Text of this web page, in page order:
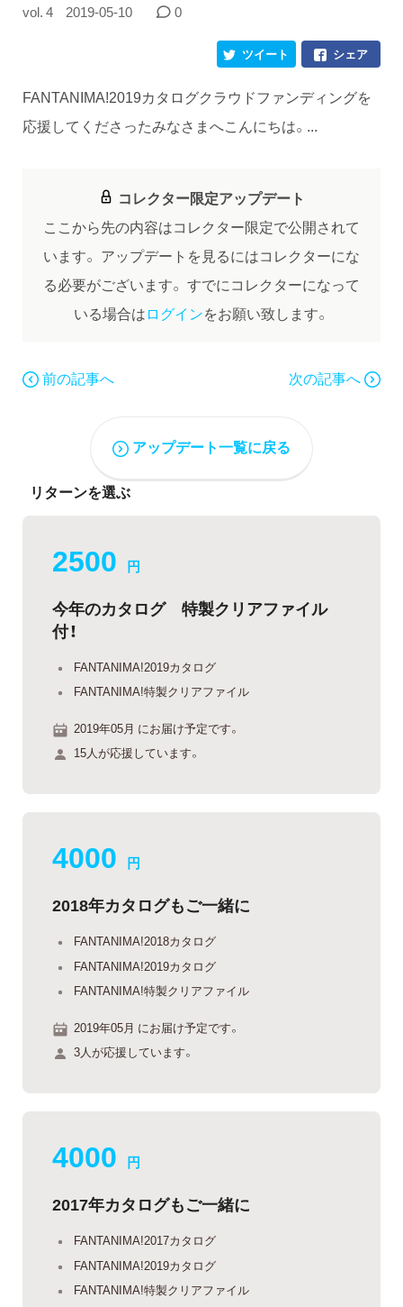
vol. 4 2019-05-10 0
シェア
ツイート
FANTANIMA!2019カタログクラウドファンディングを
応援してくださったみなさまへこんにちは。...
コレクター限定アップデート
ここから先の内容はコレクター限定で公開されて
います。 アップデートを見るにはコレクターにな
る必要がございます。 すでにコレクターになって
いる場合はログインをお願い致します。
前の記事へ 次の記事へ
アップデート一覧に戻る
リターンを選ぶ
2500 円
今年のカタログ 特製クリアファイル
付！
FANTANIMA!2019カタログ
FANTANIMA!特製クリアファイル
2019年05月 にお届け予定です。
15人が応援しています。
4000 円
2018年カタログもご一緒に
FANTANIMA!2018カタログ
FANTANIMA!2019カタログ
FANTANIMA!特製クリアファイル
2019年05月 にお届け予定です。
3人が応援しています。
4000 円
2017年カタログもご一緒に
FANTANIMA!2017カタログ
FANTANIMA!2019カタログ
FANTANIMA!特製クリアファイル